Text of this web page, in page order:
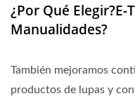
¿Por Qué Elegir?E-
Manualidades?
También mejoramos
productos de lupas y